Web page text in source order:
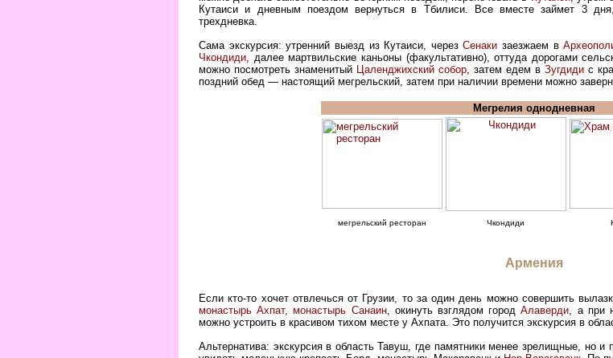
Кутаиси и дневным поездом вернуться в Тбилиси. Все вместе займет 3
трехдневка.
Сама экскурсия: утренний выезд из Кутаиси, черезСенаки заезжаем в
Чкондиди, далее мартвильские каньоны (факультативно), оттуда дорогами
можно посмотреть знаменитый Цаленджихский собор, затем едем в Зугдиди с
поздний обед — настоящий мегрельский, затем при наличии времени можно
Мегрелия однодневная
мегрельский ресторан Чкондиди
Армения
Если кто-то хочет отвлечься от Грузии, то за один день можно совершить
монастырь Ахпат,монастырь Санаин, окинуть взглядом городАлаверди , а при
можно устроить в красивом тихом месте у Ахпата. Это получится экскурсия в
Альтернатива: экскурсия в область Тавуш, где памятники менее зрелищные, но